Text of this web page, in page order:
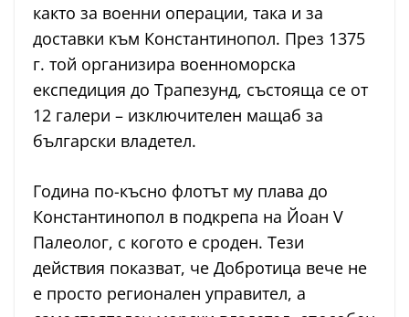
както за военни операции, така и за
доставки към Константинопол. През 1375
г. той организира военноморска
експедиция до Трапезунд, състояща се от
12 галери – изключителен мащаб за
български владетел.
Година по-късно флотът му плава до
Константинопол в подкрепа на Йоан V
Палеолог, с когото е сроден. Тези
действия показват, че Добротица вече не
е просто регионален управител, а